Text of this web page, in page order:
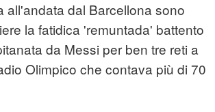
all'andata dal Barcellona sono
la fatidica 'remuntada' battento
da Messi per ben tre reti a
Olimpico che contava più di 70